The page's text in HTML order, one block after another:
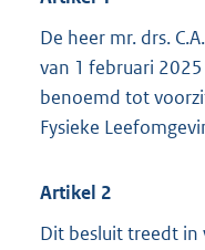
De heer mr. drs.
van 1 februari
benoemd tot
Fysieke
Artikel 2
Dit besluit treedt in